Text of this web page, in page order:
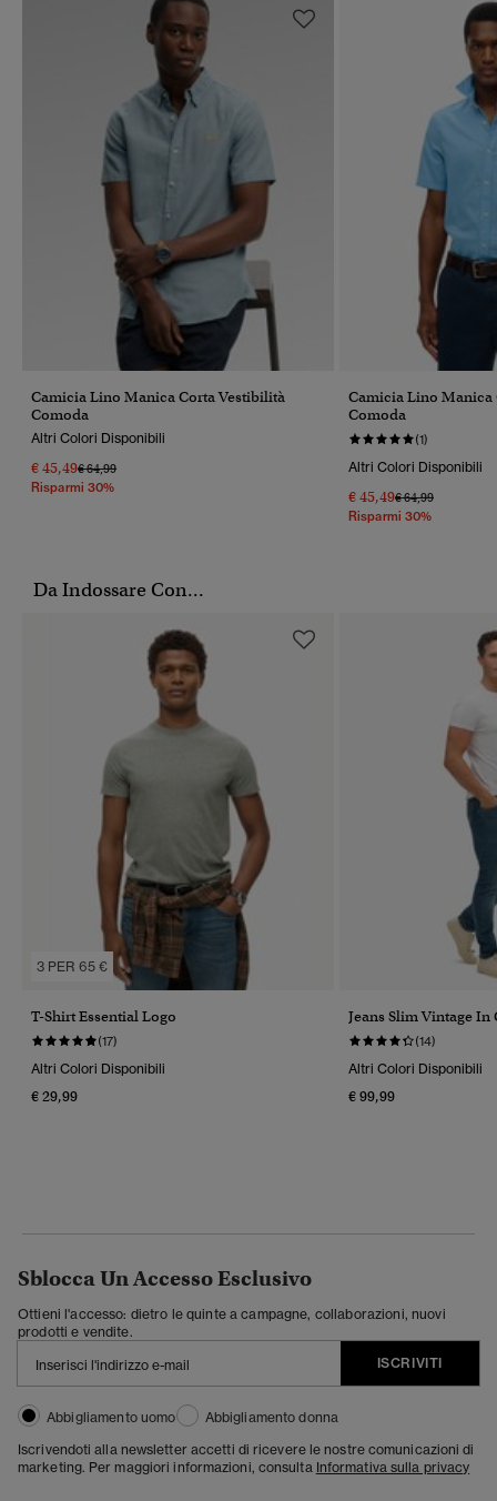
Camicia Lino Manica Corta Vestibilità
Comoda
Altri Colori Disponibili
€ 45,49Prezzo Ridotto Da
€ 64,99A
Risparmi 30%
Camicia Lino Manica
Comoda
(1)
Altri Colori Disponibili
€ 45,49Prezzo Ridotto Da
€ 64,99A
Risparmi 30%
Da Indossare Con...
3 PER 65 €
T-Shirt Essential Logo
(17)
Altri Colori Disponibili
€ 29,99
Jeans Slim Vintage
(14)
Altri Colori Disponibili
€ 99,99
Sblocca Un Accesso Esclusivo
Ottieni l'accesso: dietro le quinte a campagne, collaborazioni, nuovi
prodotti e vendite.
ISCRIVITI
Abbigliamento uomo
Abbigliamento donna
Iscrivendoti alla newsletter accetti di ricevere le nostre comunicazioni di
marketing. Per maggiori informazioni, consulta Informativa sulla privacy